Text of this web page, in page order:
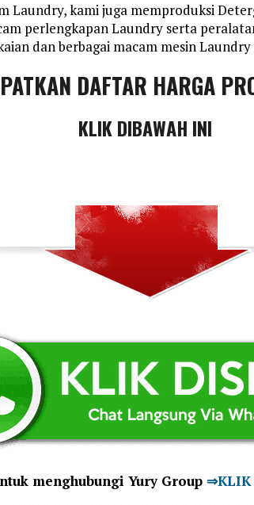
Laundry, kami juga memproduksi
perlengkapan Laundry serta
dan berbagai macam mesin
DAFTAR HARGA
KLIK DIBAWAH INI
menghubungi Yury Group ⇒KLIK